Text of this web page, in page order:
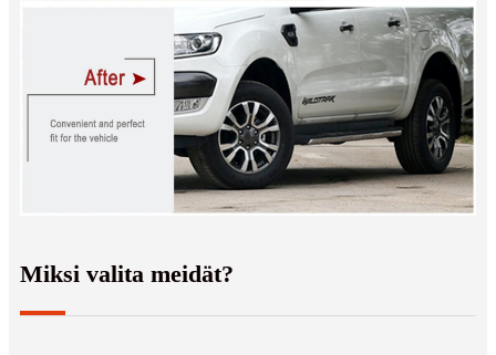
Miksi valita meidät?